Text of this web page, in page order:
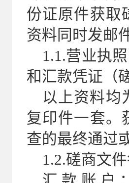
份证原件获取
资料 同时发邮
1.1.营业执
和汇款凭证（
以上资料均
复印件一套。
查的最终通过
1.2.磋商文